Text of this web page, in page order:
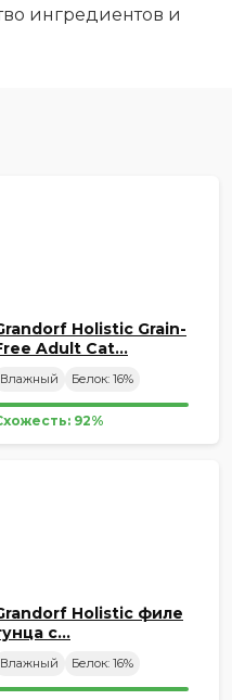
ингредиентов и
Holistic Grain-
Adult Cat…
Влажный Белок: 16%
92%
Holistic филе
с…
Влажный Белок: 16%